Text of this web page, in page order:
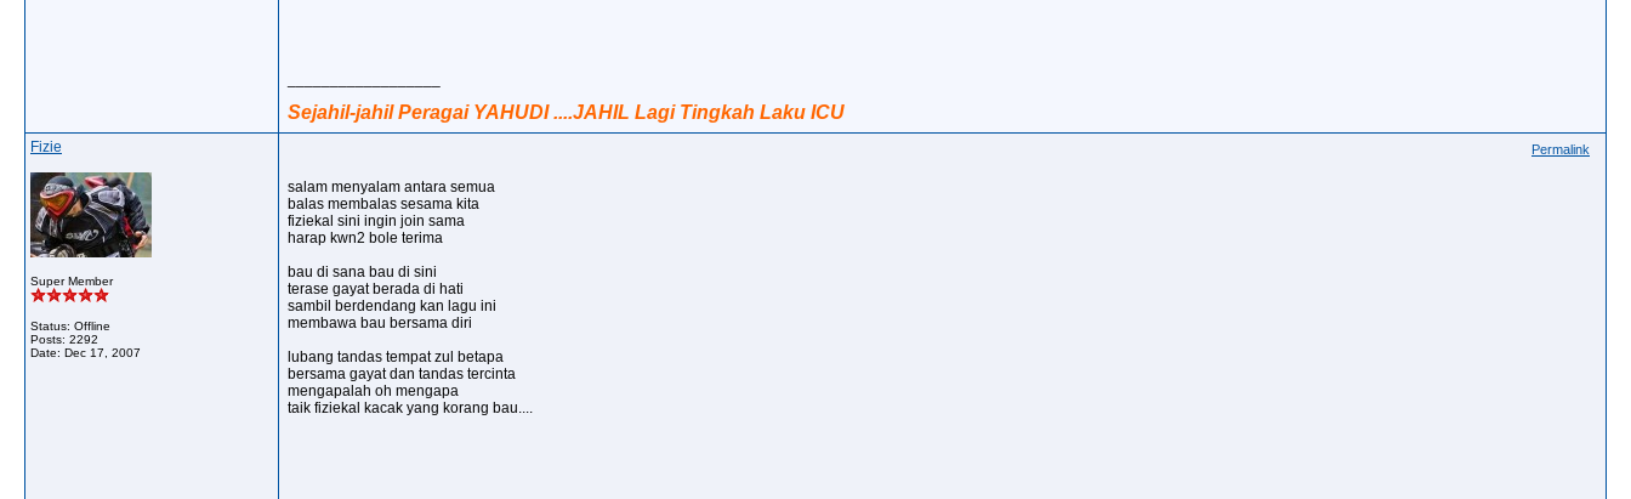
Sejahil-jahil Peragai YAHUDI ....JAHIL Lagi Tingkah Laku ICU
Fizie
Super Member
Status: Offline
Posts: 2292
Date: Dec 17, 2007
Permalink
salam menyalam antara semua
balas membalas sesama kita
fiziekal sini ingin join sama
harap kwn2 bole terima
bau di sana bau di sini
terase gayat berada di hati
sambil berdendang kan lagu ini
membawa bau bersama diri
lubang tandas tempat zul betapa
bersama gayat dan tandas tercinta
mengapalah oh mengapa
taik fiziekal kacak yang korang bau....